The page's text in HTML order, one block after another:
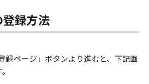
録方法
録ページ」ボタンより進むと、下記画